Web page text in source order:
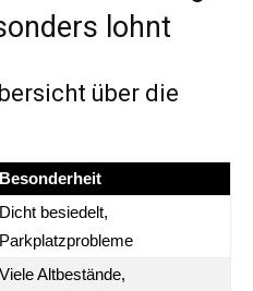
lohnt
über die
Besonderheit
Dicht besiedelt,
Parkplatzprobleme
Viele Altbestände,